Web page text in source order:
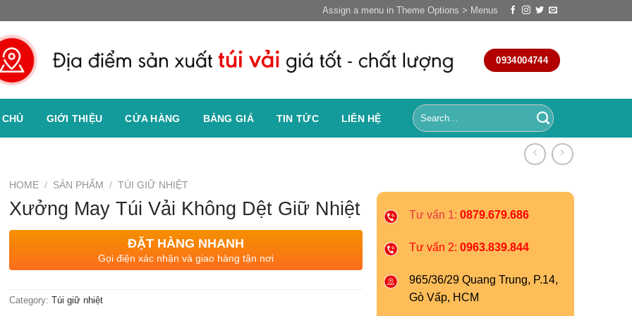
Assign a menu in Theme Options > Menus
0934004744
GIỚI THIỆU CỬA HÀNG BẢNG GIÁ TIN TỨC LIÊN HỆ
Tư vấn 1: 0879.679.686
Tư vấn 2: 0963.839.844
965/36/29 Quang Trung, P.14,
Gò Vấp, HCM
HOME / SẢN PHẨM / TÚI GIỮ NHIỆT
Xưởng May Túi Vải Không Dệt Giữ Nhiệt
ĐẶT HÀNG NHANH
Gọi điện xác nhận và giao hàng tận nơi
Category:Túi giữ nhiệt